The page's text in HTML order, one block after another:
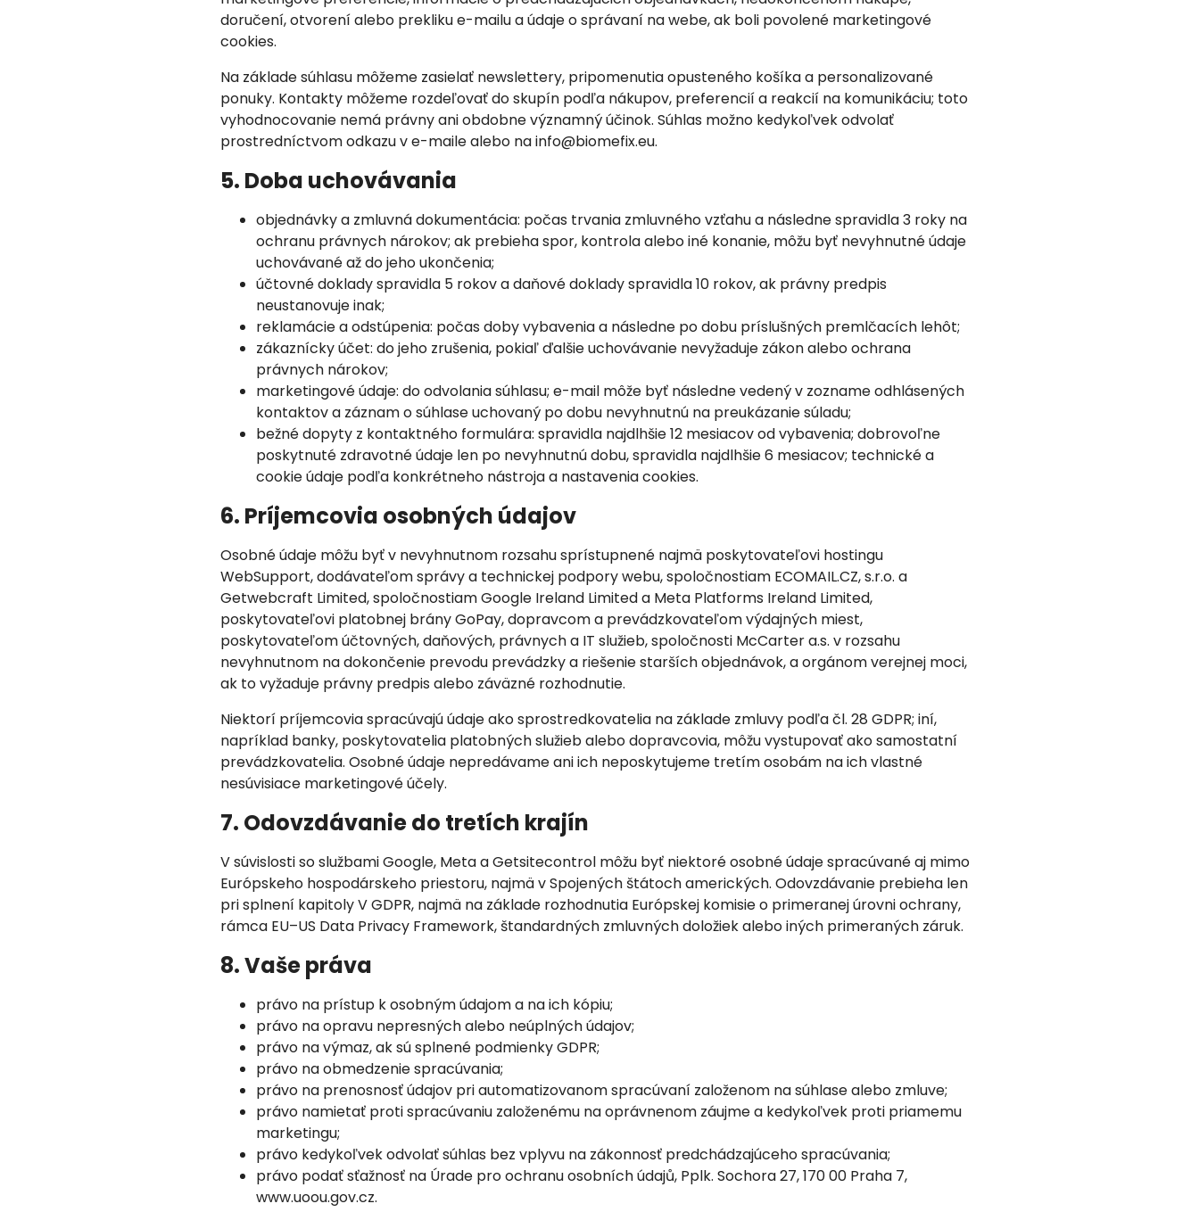
doručení, otvorení alebo prekliku e-mailu a údaje o správaní na webe, ak boli povolené marketingové
cookies.
Na základe súhlasu môžeme zasielať newslettery, pripomenutia opusteného košíka a personalizované
ponuky. Kontakty môžeme rozdeľovať do skupín podľa nákupov, preferencií a reakcií na komunikáciu; toto
vyhodnocovanie nemá právny ani obdobne významný účinok. Súhlas možno kedykoľvek odvolať
prostredníctvom odkazu v e-maile alebo na info@biomefix.eu.
5. Doba uchovávania
objednávky a zmluvná dokumentácia: počas trvania zmluvného vzťahu a následne spravidla 3 roky na
ochranu právnych nárokov; ak prebieha spor, kontrola alebo iné konanie, môžu byť nevyhnutné údaje
uchovávané až do jeho ukončenia;
účtovné doklady spravidla 5 rokov a daňové doklady spravidla 10 rokov, ak právny predpis
neustanovuje inak;
reklamácie a odstúpenia: počas doby vybavenia a následne po dobu príslušných premlčacích lehôt;
zákaznícky účet: do jeho zrušenia, pokiaľ ďalšie uchovávanie nevyžaduje zákon alebo ochrana
právnych nárokov;
marketingové údaje: do odvolania súhlasu; e-mail môže byť následne vedený v zozname odhlásených
kontaktov a záznam o súhlase uchovaný po dobu nevyhnutnú na preukázanie súladu;
bežné dopyty z kontaktného formulára: spravidla najdlhšie 12 mesiacov od vybavenia; dobrovoľne
poskytnuté zdravotné údaje len po nevyhnutnú dobu, spravidla najdlhšie 6 mesiacov; technické a
cookie údaje podľa konkrétneho nástroja a nastavenia cookies.
6. Príjemcovia osobných údajov
Osobné údaje môžu byť v nevyhnutnom rozsahu sprístupnené najmä poskytovateľovi hostingu
WebSupport, dodávateľom správy a technickej podpory webu, spoločnostiam ECOMAIL.CZ, s.r.o. a
Getwebcraft Limited, spoločnostiam Google Ireland Limited a Meta Platforms Ireland Limited,
poskytovateľovi platobnej brány GoPay, dopravcom a prevádzkovateľom výdajných miest,
poskytovateľom účtovných, daňových, právnych a IT služieb, spoločnosti McCarter a.s. v rozsahu
nevyhnutnom na dokončenie prevodu prevádzky a riešenie starších objednávok, a orgánom verejnej moci,
ak to vyžaduje právny predpis alebo záväzné rozhodnutie.
Niektorí príjemcovia spracúvajú údaje ako sprostredkovatelia na základe zmluvy podľa čl. 28 GDPR; iní,
napríklad banky, poskytovatelia platobných služieb alebo dopravcovia, môžu vystupovať ako samostatní
prevádzkovatelia. Osobné údaje nepredávame ani ich neposkytujeme tretím osobám na ich vlastné
nesúvisiace marketingové účely.
7. Odovzdávanie do tretích krajín
V súvislosti so službami Google, Meta a Getsitecontrol môžu byť niektoré osobné údaje spracúvané aj mimo
Európskeho hospodárskeho priestoru, najmä v Spojených štátoch amerických. Odovzdávanie prebieha len
pri splnení kapitoly V GDPR, najmä na základe rozhodnutia Európskej komisie o primeranej úrovni ochrany,
rámca EU–US Data Privacy Framework, štandardných zmluvných doložiek alebo iných primeraných záruk.
8. Vaše práva
právo na prístup k osobným údajom a na ich kópiu;
právo na opravu nepresných alebo neúplných údajov;
právo na výmaz, ak sú splnené podmienky GDPR;
právo na obmedzenie spracúvania;
právo na prenosnosť údajov pri automatizovanom spracúvaní založenom na súhlase alebo zmluve;
právo namietať proti spracúvaniu založenému na oprávnenom záujme a kedykoľvek proti priamemu
marketingu;
právo kedykoľvek odvolať súhlas bez vplyvu na zákonnosť predchádzajúceho spracúvania;
právo podať sťažnosť na Úrade pro ochranu osobních údajů, Pplk. Sochora 27, 170 00 Praha 7,
www.uoou.gov.cz.